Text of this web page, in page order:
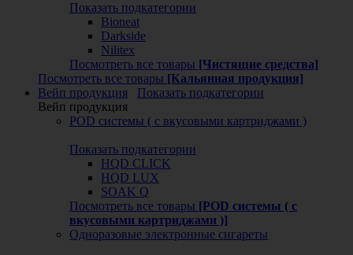
Показать подкатегории
Bioneat
Darkside
Nilitex
Посмотреть все товары [Чистящие средства]
Посмотреть все товары [Кальянная продукция]
Вейп продукция
Показать подкатегории
Вейп продукция
POD системы ( с вкусовыми картриджами )
Показать подкатегории
HQD CLICK
HQD LUX
SOAK Q
Посмотреть все товары [POD системы ( с
вкусовыми картриджами )]
Одноразовые электронные сигареты